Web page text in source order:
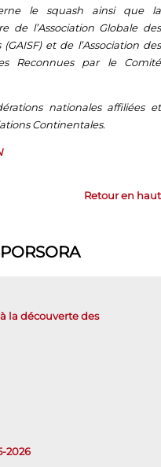
le squash ainsi que la
de l’Association Globale des
et de l’Association des
Reconnues par le Comité
nationales affiliées et
Continentales.
Retour en haut
la découverte des
2026